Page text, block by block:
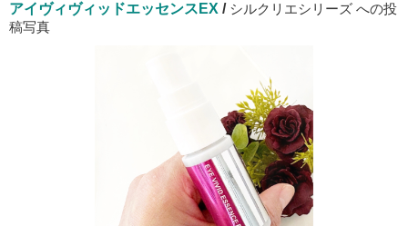
アイヴィヴィッドエッセンスEX / シルクリエシリーズ への投
稿写真